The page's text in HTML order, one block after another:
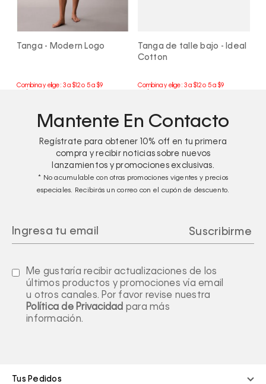
Tanga - Modern Logo
Tanga de talle bajo - Ideal
Cotton
Mantente En Contacto
Regístrate para obtener 10% off en tu primera
compra y recibir noticias sobre nuevos
lanzamientos y promociones exclusivas.
* No acumulable con otras promociones vigentes y precios
especiales. Recibirás un correo con el cupón de descuento.
Me gustaría recibir actualizaciones de los
últimos productos y promociones vía email
u otros canales. Por favor revise nuestra
Política de Privacidad para más
información.
Tus Pedidos